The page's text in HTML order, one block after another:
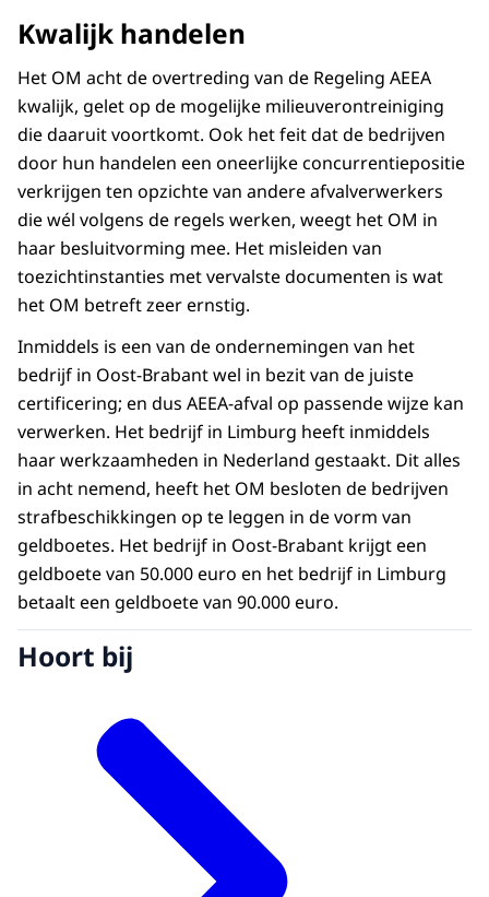
Kwalijk handelen
Het OM acht de overtreding van de Regeling AEEA
kwalijk, gelet op de mogelijke milieuverontreiniging
die daaruit voortkomt. Ook het feit dat de bedrijven
door hun handelen een oneerlijke concurrentiepositie
verkrijgen ten opzichte van andere afvalverwerkers
die wél volgens de regels werken, weegt het OM in
haar besluitvorming mee. Het misleiden van
toezichtinstanties met vervalste documenten is wat
het OM betreft zeer ernstig.
Inmiddels is een van de ondernemingen van het
bedrijf in Oost-Brabant wel in bezit van de juiste
certificering; en dus AEEA-afval op passende wijze kan
verwerken. Het bedrijf in Limburg heeft inmiddels
haar werkzaamheden in Nederland gestaakt. Dit alles
in acht nemend, heeft het OM besloten de bedrijven
strafbeschikkingen op te leggen in de vorm van
geldboetes. Het bedrijf in Oost-Brabant krijgt een
geldboete van 50.000 euro en het bedrijf in Limburg
betaalt een geldboete van 90.000 euro.
Hoort bij